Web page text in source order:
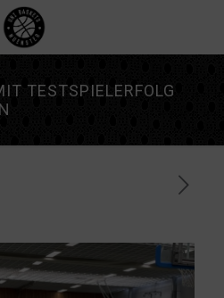
TESTSPIELERFOLG